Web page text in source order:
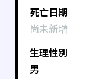
死亡日期
尚未新增
生理性別
男